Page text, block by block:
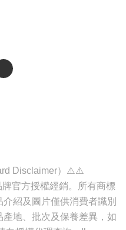
Disclaimer）⚠️⚠️
官方授權經銷。所有商標
紹及圖片僅供消費者識別
地、批次及保養差異，如